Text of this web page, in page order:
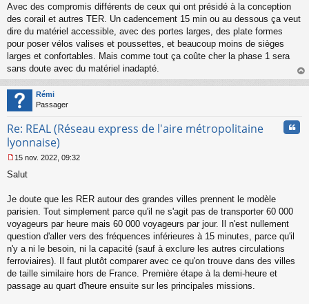
u
Avec des compromis différents de ceux qui ont présidé à la conception
des corail et autres TER. Un cadencement 15 min ou au dessous ça veut
dire du matériel accessible, avec des portes larges, des plate formes
pour poser vélos valises et poussettes, et beaucoup moins de sièges
larges et confortables. Mais comme tout ça coûte cher la phase 1 sera
sans doute avec du matériel inadapté.
au
Rémi
Passager
Re: REAL (Réseau express de l'aire métropolitaine
lyonnaise)
e
s
g
e
n
o
n
u
15 nov. 2022, 09:32
Salut
Je doute que les RER autour des grandes villes prennent le modèle
parisien. Tout simplement parce qu'il ne s'agit pas de transporter 60 000
voyageurs par heure mais 60 000 voyageurs par jour. Il n'est nullement
question d'aller vers des fréquences inférieures à 15 minutes, parce qu'il
n'y a ni le besoin, ni la capacité (sauf à exclure les autres circulations
ferroviaires). Il faut plutôt comparer avec ce qu'on trouve dans des villes
de taille similaire hors de France. Première étape à la demi-heure et
passage au quart d'heure ensuite sur les principales missions.